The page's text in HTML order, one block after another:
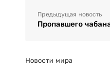
Предыдущая новость
Пропавшего
Новости мира